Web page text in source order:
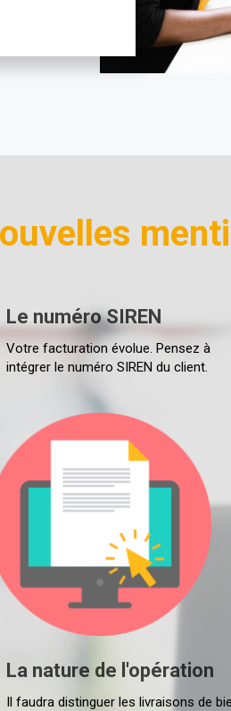
Le numéro SIREN
Votre facturation évolue. Pensez à
intégrer le numéro SIREN du client.
La nature de l'opération
Il faudra distinguer les livraisons de